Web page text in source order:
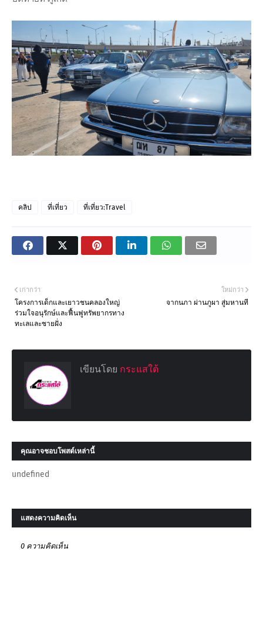
คลิป ที่เที่ยว ที่เที่ยว:Travel
ใหม่กว่า
จากนภา ผ่านภูผา สู่มหานที
เก่ากว่า
โครงการเด็กและเยาวชนคลองใหญ่
ร่วมใจอนุรักษ์และฟื้นฟูทรัพยากรทาง
ทะเลและชายฝั่ง
เขียนโดย กระแสใต้
คุณอาจชอบโพสต์เหล่านี้
undefined
แสดงความคิดเห็น
0 ความคิดเห็น